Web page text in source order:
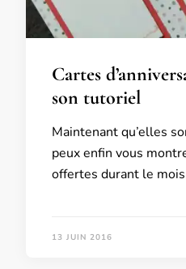
Cartes
son tutoriel
Maintenant qu’elles
peux enfin vous
offertes durant le
13 JUIN 2016